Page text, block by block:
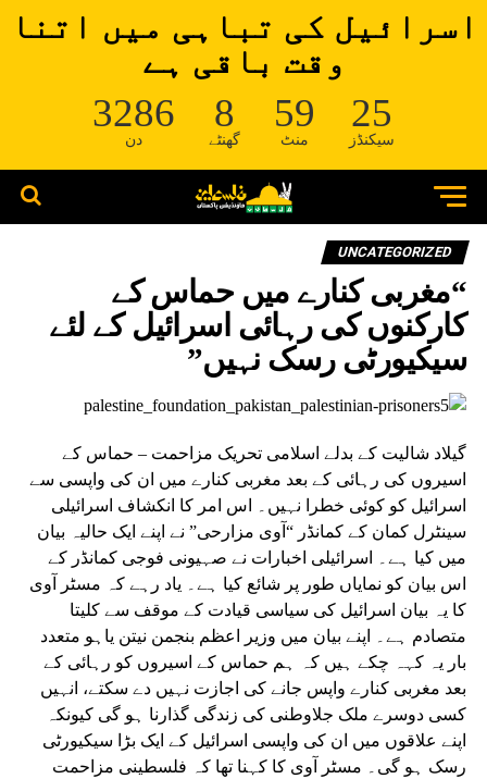
اسرائیل کی تباہی میں اتنا
وقت باقی ہے
3286
دن
8
گھنٹے
59
منٹ
25
سیکنڈز
UNCATEGORIZED
“مغربی کنارے میں حماس کے
کارکنوں کی رہائی اسرائیل کے لئے
سیکیورٹی رسک نہیں”
گیلاد شالیت کے بدلے اسلامی تحریک مزاحمت – حماس کے
اسیروں کی رہائی کے بعد مغربی کنارے میں ان کی واپسی سے
اسرائیل کو کوئی خطرا نہیں۔ اس امر کا انکشاف اسرائیلی
سینٹرل کمان کے کمانڈر “آوی مزارحی” نے اپنے ایک حالیہ بیان
میں کیا ہے۔ اسرائیلی اخبارات نے صہیونی فوجی کمانڈر کے
اس بیان کو نمایاں طور پر شائع کیا ہے۔ یاد رہے کہ مسٹر آوی
کا یہ بیان اسرائیل کی سیاسی قیادت کے موقف سے کلیتا
متصادم ہے۔ اپنے بیان میں وزیر اعظم بنجمن نیتن یاہو متعدد
بار یہ کہہ چکے ہیں کہ ہم حماس کے اسیروں کو رہائی کے
بعد مغربی کنارے واپس جانے کی اجازت نہیں دے سکتے، انہیں
کسی دوسرے ملک جلاوطنی کی زندگی گذارنا ہو گی کیونکہ
اپنے علاقوں میں ان کی واپسی اسرائیل کے ایک بڑا سیکیورٹی
رسک ہو گی۔ مسٹر آوی کا کہنا تھا کہ فلسطینی مزاحمت